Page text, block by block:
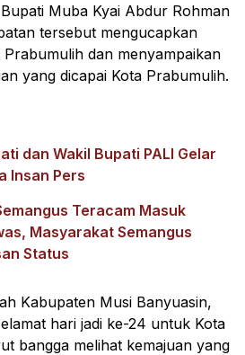
Muba Kyai Abdur Rohman
tersebut mengucapkan
Prabumulih dan menyampaikan
yang dicapai Kota Prabumulih.
dan Wakil Bupati PALI Gelar
Insan Pers
Teracam Masuk
Masyarakat Semangus
Status
Kabupaten Musi Banyuasin,
hari jadi ke-24 untuk Kota
bangga melihat kemajuan yang